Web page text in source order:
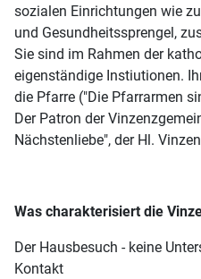
sozialen Einrichtungen wie
und Gesundheitssprengel,
Sie sind im Rahmen der
eigenständige Instiutionen.
die Pfarre ("Die Pfarrarmen
Der Patron der
Nächstenliebe", der Hl.
Was charakterisiert die
Der Hausbesuch - keine
Kontakt